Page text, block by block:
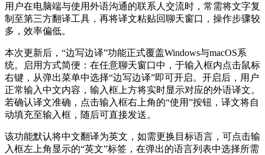
用户在电脑端与使用外语沟通的联系人交流时，常需将文字复
制至第三方翻译工具，再将译文粘贴回聊天窗口，操作步骤较
多，效率偏低。
本次更新后，“边写边译”功能正式覆盖Windows与macOS系
统。启用方式简便：在任意聊天窗口中，于输入框内点击鼠标
右键，从弹出菜单中选择“边写边译”即可开启。开启后，用户
正常输入中文内容，输入框上方将实时显示对应的外语译文。
若确认译文准确，点击输入框右上角的“使用”按钮，译文将自
动填充至输入框，随后可直接发送。
该功能默认将中文翻译为英文，如需更换目标语言，可点击输
入框左上角显示的“英文”标签，在弹出的语言列表中选择所需